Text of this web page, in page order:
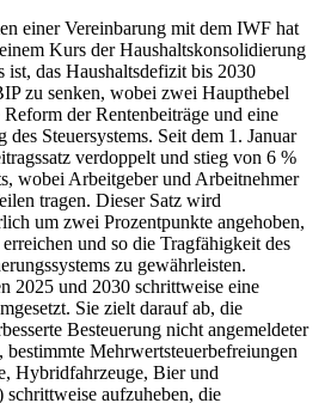
einer Vereinbarung mit dem IWF hat
Kurs der Haushaltskonsolidierung
ist, das Haushaltsdefizit bis 2030
zu senken, wobei zwei Haupthebel
der Rentenbeiträge und eine
Steuersystems. Seit dem 1. Januar
verdoppelt und stieg von 6 %
wobei Arbeitgeber und Arbeitnehmer
tragen. Dieser Satz wird
um zwei Prozentpunkte angehoben,
und so die Tragfähigkeit des
zu gewährleisten.
2025 und 2030 schrittweise eine
Sie zielt darauf ab, die
Besteuerung nicht angemeldeter
Mehrwertsteuerbefreiungen
Hybridfahrzeuge, Bier und
schrittweise aufzuheben, die